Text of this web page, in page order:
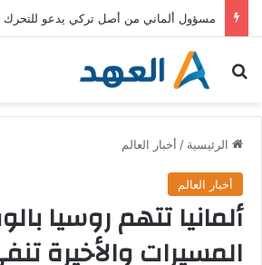
خطط حكومية وأوجه قصور وانتقادات .. كيف
بحث عن
الرئيسية / أخبار العالم
أخبار العالم
ألمانيا تتهم روسيا